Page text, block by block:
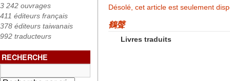
3 242 ouvrages
411 éditeurs français
378 éditeurs taiwanais
992 traducteurs
RECHERCHE
Désolé, cet article est seulement
鶴聲
Livres traduits